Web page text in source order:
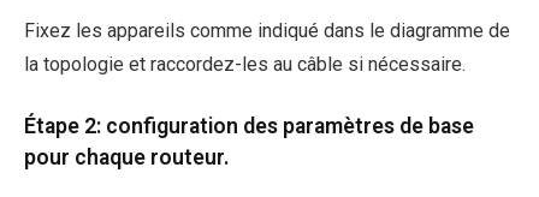
Fixez les appareils comme indiqué dans le diagramme de
la topologie et raccordez-les au câble si nécessaire.
Étape 2: configuration des paramètres de base
pour chaque routeur.